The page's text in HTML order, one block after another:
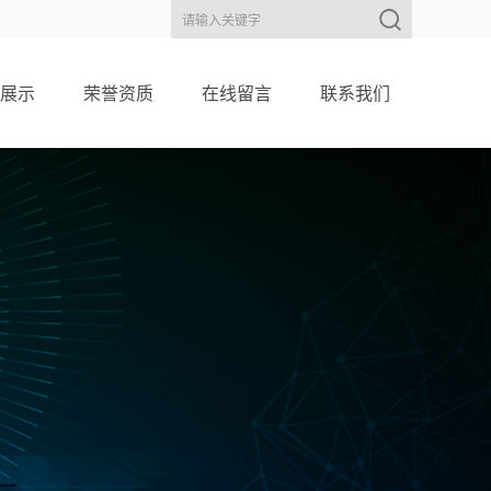
示 荣誉资质 在线留言 联系我们